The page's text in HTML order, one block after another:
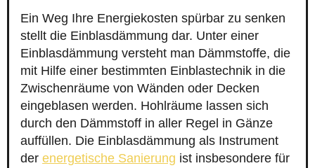
Ein Weg Ihre Energiekosten spürbar zu senken
stellt die Einblasdämmung dar. Unter einer
Einblasdämmung versteht man Dämmstoffe, die
mit Hilfe einer bestimmten Einblastechnik in die
Zwischenräume von Wänden oder Decken
eingeblasen werden. Hohlräume lassen sich
durch den Dämmstoff in aller Regel in Gänze
auffüllen. Die Einblasdämmung als Instrument
der energetische Sanierung ist insbesondere für